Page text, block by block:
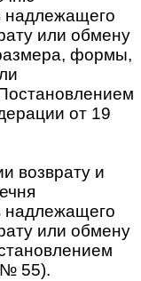
надлежащего
или обмену
формы,
от 19
возврату и
надлежащего
или обмену
№ 55).